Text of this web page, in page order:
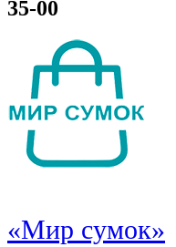
35-00
«Мир сумок»